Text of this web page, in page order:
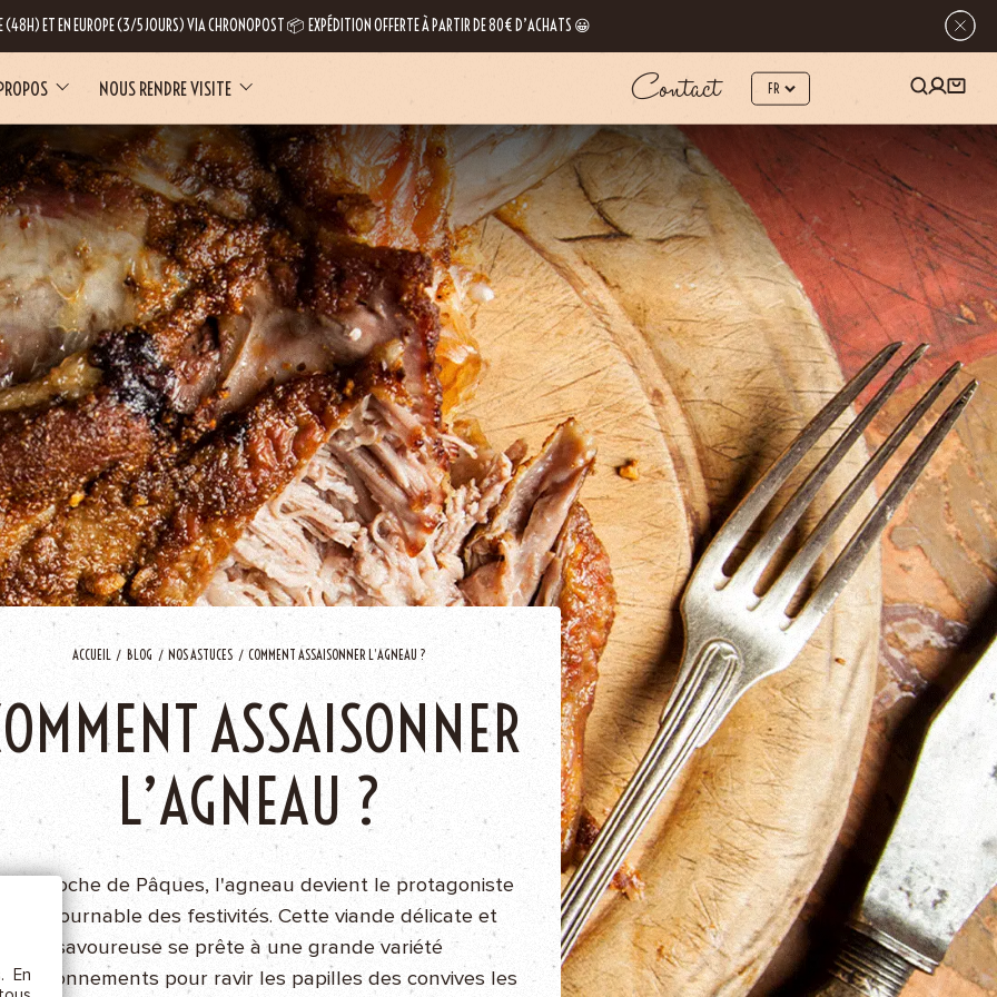
(48H) ET EN EUROPE (3/5 JOURS) VIA CHRONOPOST 📦 EXPÉDITION OFFERTE À PARTIR DE 80€ D’ACHATS 😀
NOUS RENDRE VISITE Contact
ACCUEIL BLOG NOS ASTUCES COMMENT ASSAISONNER L’AGNEAU ?
ASSAISONNER
L’AGNEAU ?
l'approche de Pâques, l'agneau devient le protagoniste
incontournable des festivités. Cette viande délicate et
savoureuse se prête à une grande variété
pour ravir les papilles des convives les
En
au